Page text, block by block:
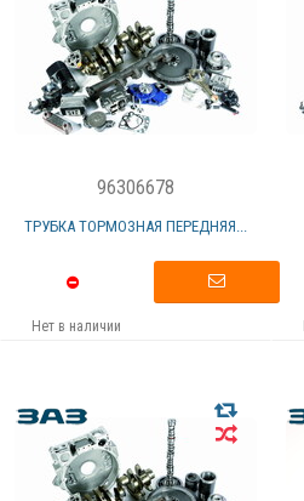
96306678
ТРУБКА ТОРМОЗНАЯ ПЕРЕДНЯЯ...
Нет в наличии